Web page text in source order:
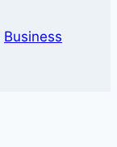
Business